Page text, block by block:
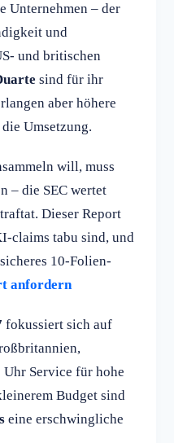
Unternehmen – der
und
und britischen
sind für ihr
aber höhere
Umsetzung.
will, muss
– die SEC wertet
Dieser Report
claims tabu sind, und
10-Folien-
anfordern
fokussiert sich auf
Service für hohe
Budget sind
eine erschwingliche